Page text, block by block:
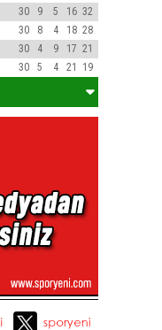
30 9 5 16 32
30 8 4 18 28
30 4 9 17 21
30 5 4 21 19